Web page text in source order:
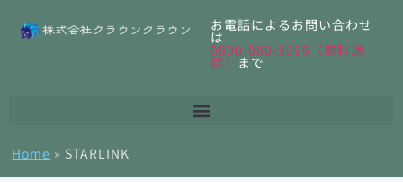
お電話によるお問い合わせ
は
0800-080-9696（無料通
話） まで
Home » STARLINK